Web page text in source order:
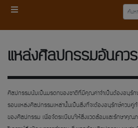
แหล่งศิลปกรรมอันคว
ศิลปกรรมนับเป็นมรดกของชาติที่มีคุณค่าจำเป็นต้องอนุรัก
รอบแหล่งศิลปกรรมเหล่านั้นเป็นสิ่งที่จะต้องอนุรักษ์ควบคู่
ของศิลปกรรม เพื่อจัดระเบียบให้สิ่งแวดล้อมและรักษาคุณ